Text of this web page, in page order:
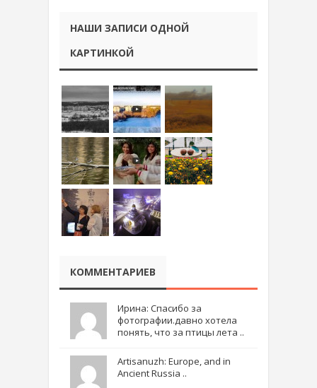
НАШИ ЗАПИСИ ОДНОЙ
КАРТИНКОЙ
КОММЕНТАРИЕВ
Ирина: Спасибо за
фотографии.давно хотела
понять, что за птицы лета ..
Artisanuzh: Europe, and in
Ancient Russia ..